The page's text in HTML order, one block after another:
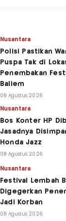
Nusantara
Polisi Pastikan
Puspa Tak di
Penembakan
Baliem
08 Agustus 2026
Nusantara
Bos Konter HP
Jasadnya
Honda Jazz
08 Agustus 2026
Nusantara
Festival Lembah
Digegerkan
Jadi Korban
08 Agustus 2026